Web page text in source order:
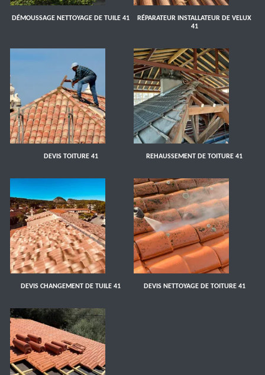
DÉMOUSSAGE NETTOYAGE DE TUILE 41
RÉPARATEUR INSTALLATEUR DE VELUX
41
DEVIS TOITURE 41 REHAUSSEMENT DE TOITURE 41
DEVIS CHANGEMENT DE TUILE 41 DEVIS NETTOYAGE DE TOITURE 41